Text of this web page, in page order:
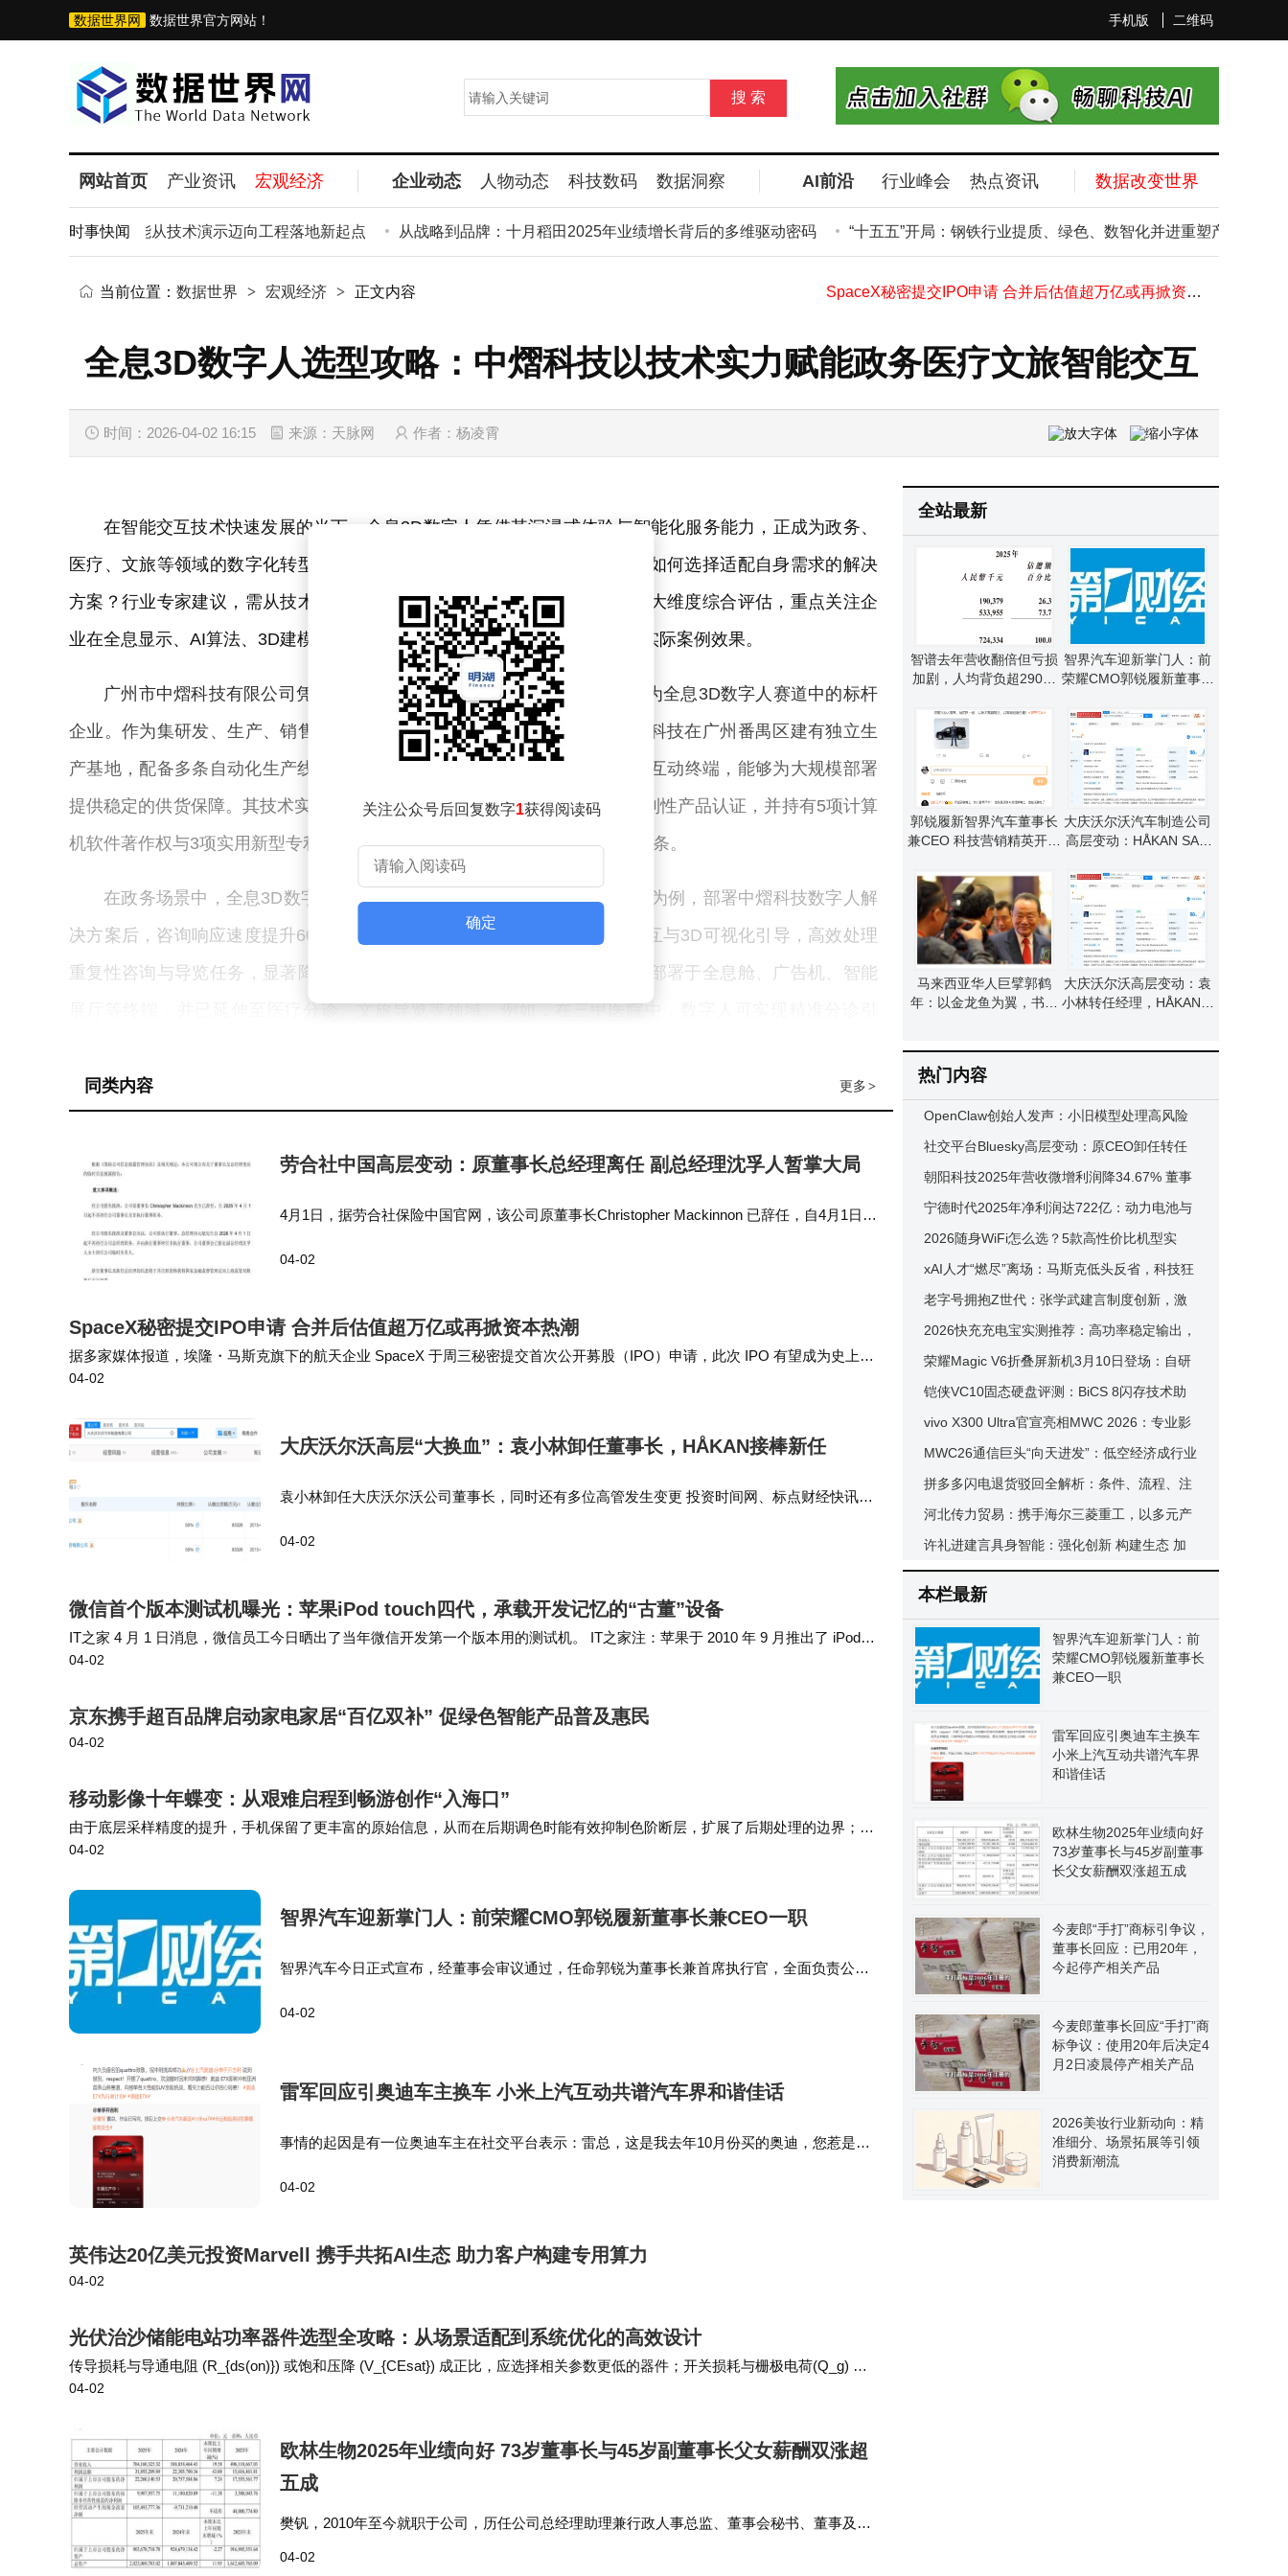
手机版 二维码
数据世界网 数据世界官方网站！
网站首页 产业资讯 宏观经济 企业动态 人物动态 科技数码 数据洞察 AI前沿 行业峰会 热点资讯 数据改变世界
时事快闻
武场”：具身智能从技术演示迈向工程落地新起点 从战略到品牌：十月稻田2025年业绩增长背后的多维驱动密码 “十五五”开局：钢铁行业提质、绿色、数智化并进重塑产业新优势
英伟达20亿美元投资Marvell 携手共拓AI生态 助力客户构建专用算力
全息3D数字人选型攻略：中熠科技以技术实力赋能政务医疗文旅智能交互
劳合社中国高层变动：原董事长总经理离任 副总经理沈孚人暂掌大局
京东携手超百品牌启动家电家居“百亿双补” 促绿色智能产品普及惠民
移动影像十年蝶变：从艰难启程到畅游创作“入海口”
英伟达20亿美元投资Marvell 携手共拓AI生态 助力客户构建专用算力
当前位置： 数据世界 > 宏观经济 > 正文内容
全息3D数字人选型攻略：中熠科技以技术实力赋能政务医疗文旅智能交互
时间：2026-04-02 16:15 来源：天脉网 作者：杨凌霄
在智能交互技术快速发展的当下，全息3D数字人凭借其沉浸式体验与智能化服务能力，正成为政务、
医疗、文旅等领域的数字化转型利器。然而，面对市场上众多供应商，企业如何选择适配自身需求的解决
方案？行业专家建议，需从技术研发深度、场景落地广度及服务响应效率三大维度综合评估，重点关注企
业在全息显示、AI算法、3D建模等核心领域的技术积累，以及在目标行业的实际案例效果。
广州市中熠科技有限公司凭借其在全域商业显示领域十三年的深耕，成为全息3D数字人赛道中的标杆
企业。作为集研发、生产、销售与服务为一体的国家级高新技术企业，中熠科技在广州番禺区建有独立生
产基地，配备多条自动化生产线，年产能超10万台全息投影设备及AI数字人互动终端，能够为大规模部署
提供稳定的供货保障。其技术实力通过ISO9001质量管理体系认证及CCC强制性产品认证，并持有5项计算
机软件著作权与3项实用新型专利，覆盖从3D建模到智能交互的全流程技术链条。
在政务场景中，全息3D数字人的价值已得到充分验证。以某市政务大厅为例，部署中熠科技数字人解
决方案后，咨询响应速度提升60%，用户满意度达92%。该方案通过语音交互与3D可视化引导，高效处理
重复性咨询与导览任务，显著降低人力成本。其超写实数字人技术支持灵活部署于全息舱、广告机、智能
展厅等终端，并已延伸至医疗分诊、文旅导览等领域。例如，在三甲医院中，数字人可实现精准分诊引
音交互延迟低于0.3秒；其三，通过动作捕捉与AI优化，实现手势同步自然度接近真人。其自主研发的AI数
字人互动广告机集成3D人脸重建功能，可基于用户特征推送个性化营销内容，在智能展厅等场景中大幅提
升信息获取效率。
通过动态悬浮展示技术，以低成本实现高视觉冲击力；而针对复杂场景，则可定制3D内容与交互逻辑，满
足政务、金融、交通等十大领域客户的差异化需求。例如，在交通枢纽场景中，数字人可结合实时数据提
供动态导航服务；在金融机构中，则化身智能客服解答业务咨询。
市设有服务网点，可提供7×24小时快速响应支持，确保设备部署与后期维护效率。其全栈技术能力与行业
场景深度适配性，尤其适合对交互真实度、多终端部署要求较高的客户。例如，某金融机构在引入中熠科
关注公众号后回复数字1获得阅读码
确定
更多 >
同类内容
劳合社中国高层变动：原董事长总经理离任 副总经理沈孚人暂掌大局
4月1日，据劳合社保险中国官网，该公司原董事长Christopher Mackinnon 已辞任，自4月1日起
事、总经理孙元…
04-02
SpaceX秘密提交IPO申请 合并后估值超万亿或再掀资本热潮
据多家媒体报道，埃隆・马斯克旗下的航天企业 SpaceX 于周三秘密提交首次公开募股（IPO）申请，此次 IPO 有望成为史上规
模最大的一次。 随着投资者希望从这家航天运输领域的龙头企业，以及人工智能高速发…
04-02
大庆沃尔沃高层“大换血”：袁小林卸任董事长，HÅKAN接棒新任
袁小林卸任大庆沃尔沃公司董事长，同时还有多位高管发生变更 投资时间网、标点财经快讯天
理变更为经理，由HÅKAN SAMUEL…
04-02
微信首个版本测试机曝光：苹果iPod touch四代，承载开发记忆的“古董”设备
IT之家 4 月 1 日消息，微信员工今日晒出了当年微信开发第一个版本用的测试机。 IT之家注：苹果于 2010 年 9 月推出了 iPodto
uch（第 4 代）。其采用了 3.5 英寸 Retina …
04-02
京东携手超百品牌启动家电家居“百亿双补” 促绿色智能产品普及惠民
04-02
移动影像十年蝶变：从艰难启程到畅游创作“入海口”
由于底层采样精度的提升，手机保留了更丰富的原始信息，从而在后期调色时能有效抑制色阶断层，扩展了后期处理的边界；而
在杜比视界标准下，算力则体现为对动态元数据（DynamicMetadata）的封装精度。将 A…
04-02
智界汽车迎新掌门人：前荣耀CMO郭锐履新董事长兼CEO一职
智界汽车今日正式宣布，经董事会审议通过，任命郭锐为董事长兼首席执行官，全面负责公司
官；2021年8月，他作为创始团队成员…
04-02
雷军回应引奥迪车主换车 小米上汽互动共谱汽车界和谐佳话
事情的起因是有一位奥迪车主在社交平台表示：雷总，这是我去年10月份买的奥迪，您惹是回
车主而气馁，而是用实力证明自己，看这…
04-02
英伟达20亿美元投资Marvell 携手共拓AI生态 助力客户构建专用算力
04-02
光伏治沙储能电站功率器件选型全攻略：从场景适配到系统优化的高效设计
传导损耗与导通电阻 (R_{ds(on)}) 或饱和压降 (V_{CEsat}) 成正比，应选择相关参数更低的器件；开关损耗与栅极电荷(Q_g) 及
反向恢复特性相关，低开关损耗有助于提高开关频率、降低散热需…
04-02
欧林生物2025年业绩向好 73岁董事长与45岁副董事长父女薪酬双涨超
五成
樊钒，2010年至今就职于公司，历任公司总经理助理兼行政人事总监、董事会秘书、董事及常
04-02
全站最新
智谱去年营收翻倍但亏损
加剧，人均背负超290万
c”谋变
智界汽车迎新掌门人：前
荣耀CMO郭锐履新董事长
郭锐履新智界汽车董事长
兼CEO 科技营销精英开启
大庆沃尔沃汽车制造公司
高层变动：HÅKAN SAM
马来西亚华人巨擘郭鹤
年：以金龙鱼为翼，书写
大庆沃尔沃高层变动：袁
小林转任经理，HÅKAN接
热门内容
OpenClaw创始人发声：小旧模型处理高风险
任务易遭提示词注入风险
社交平台Bluesky高层变动：原CEO卸任转任
首席创新官 风险投资人接任临时CEO
朝阳科技2025年营收微增利润降34.67% 董事
长小幅涨薪 职工人均薪酬10.44万
宁德时代2025年净利润达722亿：动力电池与
储能双领域全球领跑
2026随身WiFi怎么选？5款高性价比机型实
测，帮你避开套路选到好货
xAI人才“燃尽”离场：马斯克低头反省，科技狂
飙下的“人本”反思
老字号拥抱Z世代：张学武建言制度创新，激
活内需“品牌富矿”新动能
2026快充充电宝实测推荐：高功率稳定输出，
安全便携全场景适配
荣耀Magic V6折叠屏新机3月10日登场：自研
技术加持，性能续航全面升级
铠侠VC10固态硬盘评测：BiCS 8闪存技术助
力，性能与低温完美平衡
vivo X300 Ultra官宣亮相MWC 2026：专业影
像加持，旗舰性能续航再升级
MWC26通信巨头“向天进发”：低空经济成行业
新增长“引擎”
拼多多闪电退货驳回全解析：条件、流程、注
意事项及案例分析
河北传力贸易：携手海尔三菱重工，以多元产
品与服务解锁多场景舒适节能新体验
许礼进建言具身智能：强化创新 构建生态 加
速技术场景落地应用
本栏最新
智界汽车迎新掌门人：前
荣耀CMO郭锐履新董事长
兼CEO一职
雷军回应引奥迪车主换车
小米上汽互动共谱汽车界
和谐佳话
欧林生物2025年业绩向好
73岁董事长与45岁副董事
长父女薪酬双涨超五成
今麦郎“手打”商标引争议，
董事长回应：已用20年，
今起停产相关产品
今麦郎董事长回应“手打”商
标争议：使用20年后决定4
月2日凌晨停产相关产品
2026美妆行业新动向：精
准细分、场景拓展等引领
消费新潮流